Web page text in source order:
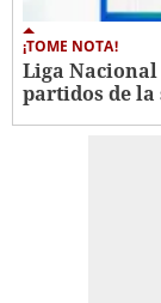
¡TOME NOTA!
Liga
partidos de la